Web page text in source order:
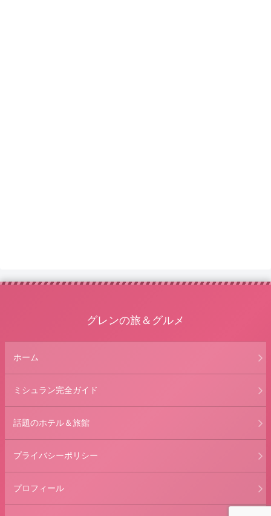
グレンの旅＆グルメ
ホーム
ミシュラン完全ガイド
話題のホテル＆旅館
プライバシーポリシー
プロフィール